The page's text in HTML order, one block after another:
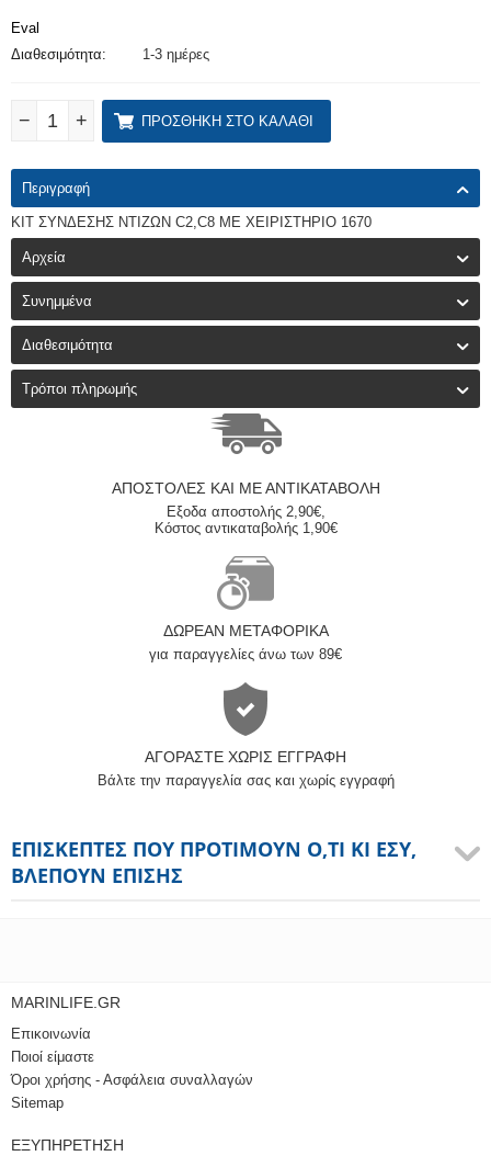
Eval
Διαθεσιμότητα:
1-3 ημέρες
+
− ΠΡΟΣΘΉΚΗ ΣΤΟ ΚΑΛΆΘΙ
Περιγραφή
ΚΙΤ ΣΥΝΔΕΣΗΣ ΝΤΙΖΩΝ C2,C8 ME ΧΕΙΡΙΣΤΗΡΙΟ 1670
Αρχεία
Συνημμένα
Διαθεσιμότητα
Τρόποι πληρωμής
ΑΠΟΣΤΟΛΈΣ ΚΑΙ ΜΕ ΑΝΤΙΚΑΤΑΒΟΛΗ
Εξοδα αποστολής 2,90€,
Κόστος αντικαταβολής 1,90€
ΔΩΡΕΆΝ ΜΕΤΑΦΟΡΙΚΆ
για παραγγελίες άνω των 89€
ΑΓΟΡΆΣΤΕ ΧΩΡΊΣ ΕΓΓΡΑΦΉ
Βάλτε την παραγγελία σας και χωρίς εγγραφή
ΕΠΙΣΚΈΠΤΕΣ ΠΟΥ ΠΡΟΤΙΜΟΎΝ Ό,ΤΙ ΚΙ ΕΣΎ,
ΒΛΈΠΟΥΝ ΕΠΊΣΗΣ
MARINLIFE.GR
Επικοινωνία
Ποιοί είμαστε
Όροι χρήσης - Ασφάλεια συναλλαγών
Sitemap
ΕΞΥΠΗΡΈΤΗΣΗ